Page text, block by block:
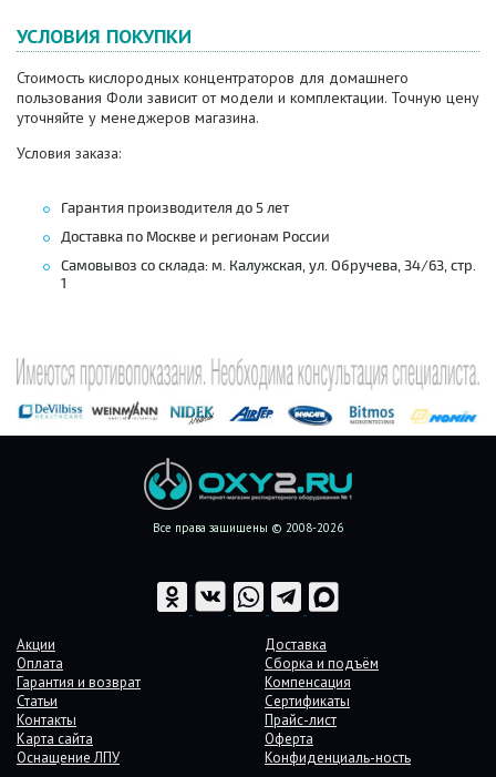
УСЛОВИЯ ПОКУПКИ
Стоимость кислородных концентраторов для домашнего
пользования Фоли зависит от модели и комплектации. Точную цену
уточняйте у менеджеров магазина.
Условия заказа:
Гарантия производителя до 5 лет
Доставка по Москве и регионам России
Самовывоз со склада: м. Калужская, ул. Обручева, 34/63, стр.
1
Все права защищены © 2008-2026
Акции
Доставка
Оплата
Сборка и подъём
Гарантия и возврат
Компенсация
Статьи
Сертификаты
Контакты
Прайс-лист
Карта сайта
Оферта
Оснащение ЛПУ
Конфиденциаль-ность